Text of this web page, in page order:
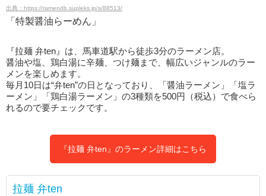
出典：https://ramendb.supleks.jp/s/88513/
「特製醤油らーめん」
『拉麺 弁ten』は、馬車道駅から徒歩3分のラーメン店。
醤油や塩、鶏白湯に辛麺、つけ麺まで、幅広いジャンルのラー
メンを楽しめます。
毎月10日は“弁ten”の日となっており、「醤油ラーメン」「塩ラ
ーメン」「鶏白湯ラーメン」の3種類を500円（税込）で食べら
れるので要チェックです。
『拉麺 弁ten』のラーメン詳細はこちら
拉麺 弁ten